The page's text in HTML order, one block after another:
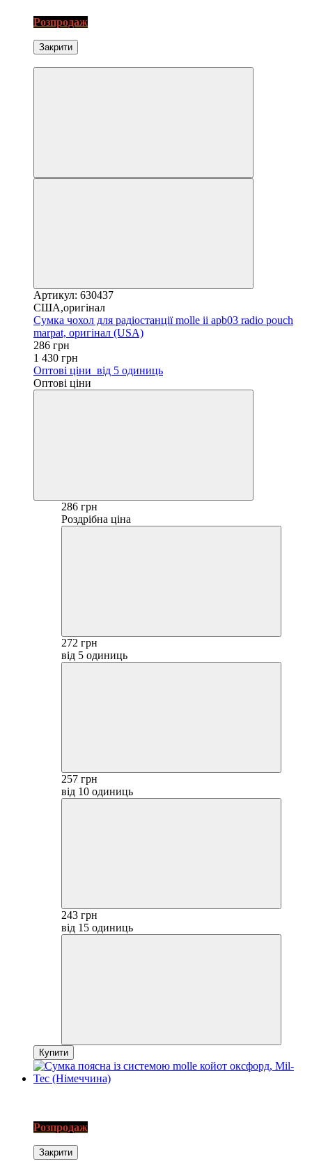
Розпродаж
Закрити
Артикул: 630437
США,оригінал
Сумка чохол для радіостанції molle ii apb03 radio pouch
marpat, оригінал (USA)
286 грн
1 430 грн
Оптові ціни від 5 одиниць
Оптові ціни
286 грн
Роздрібна ціна
272 грн
від 5 одиниць
257 грн
від 10 одиниць
243 грн
від 15 одиниць
Купити
Розпродаж
Закрити